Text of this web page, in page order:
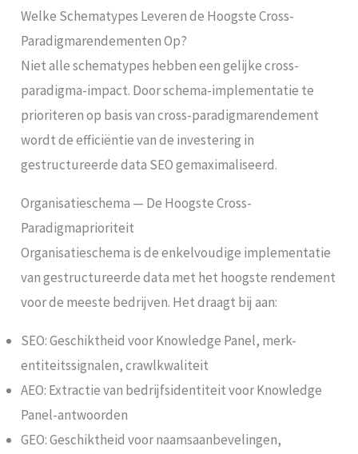
Welke Schematypes Leveren de Hoogste Cross-
Paradigmarendementen Op?
Niet alle schematypes hebben een gelijke cross-
paradigma-impact. Door schema-implementatie te
prioriteren op basis van cross-paradigmarendement
wordt de efficiëntie van de investering in
gestructureerde data SEO gemaximaliseerd.
Organisatieschema — De Hoogste Cross-
Paradigmaprioriteit
Organisatieschema is de enkelvoudige implementatie
van gestructureerde data met het hoogste rendement
voor de meeste bedrijven. Het draagt bij aan:
SEO: Geschiktheid voor Knowledge Panel, merk-
entiteitssignalen, crawlkwaliteit
AEO: Extractie van bedrijfsidentiteit voor Knowledge
Panel-antwoorden
GEO: Geschiktheid voor naamsaanbevelingen,